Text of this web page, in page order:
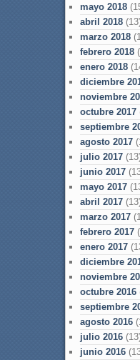
mayo 2018
abril 2018
marzo 2018
febrero 2018
enero 2018
diciembre
noviembre
octubre 2017
septiembre
agosto 2017
julio 2017
junio 2017
mayo 2017
abril 2017
marzo 2017
febrero 2017
enero 2017
diciembre
noviembre
octubre 2016
septiembre
agosto 2016
julio 2016
junio 2016